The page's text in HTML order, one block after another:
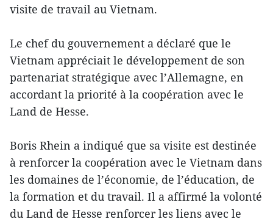
visite de travail au Vietnam.
Le chef du gouvernement a déclaré que le
Vietnam appréciait le développement de son
partenariat stratégique avec l’Allemagne, en
accordant la priorité à la coopération avec le
Land de Hesse.
Boris Rhein a indiqué que sa visite est destinée
à renforcer la coopération avec le Vietnam dans
les domaines de l’économie, de l’éducation, de
la formation et du travail. Il a affirmé la volonté
du Land de Hesse renforcer les liens avec le